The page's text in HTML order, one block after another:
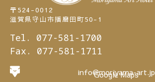
〒524-0012
滋賀県守山市播磨田町50-1
Tel. 077-581-1700
Fax. 077-581-1711
info@moriyama-art.jp
Google Maps